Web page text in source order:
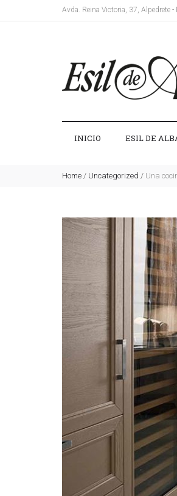
Avda. Reina Victoria, 37, Alpedrete -
INICIO ESIL DE
Home / Uncategorized / Una